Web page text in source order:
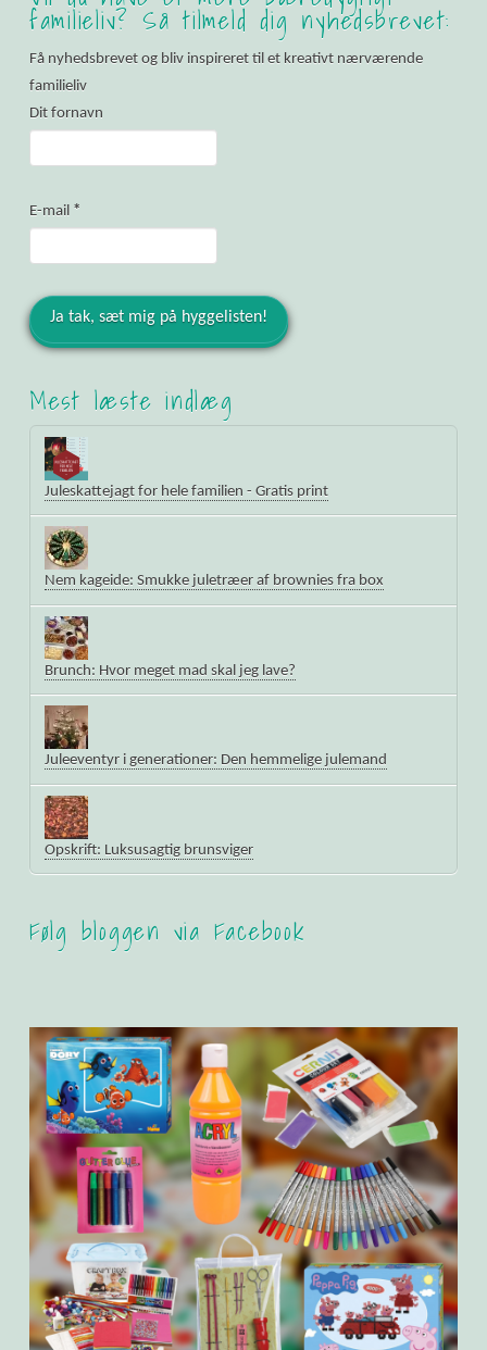
familieliv? Så tilmeld dig nyhedsbrevet:
Få nyhedsbrevet og bliv inspireret til et kreativt nærværende
familieliv
Dit fornavn
E-mail *
Mest læste indlæg
Juleskattejagt for hele familien - Gratis print
Nem kageide: Smukke juletræer af brownies fra box
Brunch: Hvor meget mad skal jeg lave?
Juleeventyr i generationer: Den hemmelige julemand
Opskrift: Luksusagtig brunsviger
Følg bloggen via Facebook